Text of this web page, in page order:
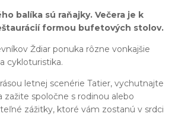
balíka sú raňajky. Večera je k
formou bufetových stolov.
Ždiar ponuka rôzne vonkajšie
cykloturistika.
letnej scenérie Tatier, vychutnajte
zažite spoločne s rodinou alebo
zážitky, ktoré vám zostanú v srdci